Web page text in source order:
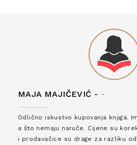
MAJA MAJIČEVIĆ - -
Odlično iskustvo kupovanja knjiga.
a što nemaju naruče. Cijene su
i prodavačice su drage za razliku